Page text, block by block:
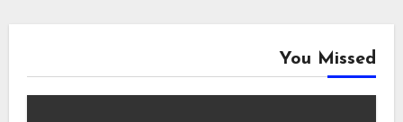
You Missed